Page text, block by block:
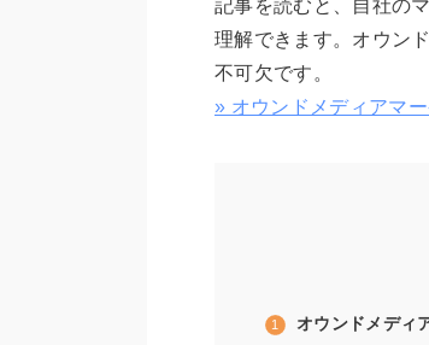
記事を読むと、自社の
理解できます。オウン
不可欠です。
» オウンドメディアマ
オウンドメディ